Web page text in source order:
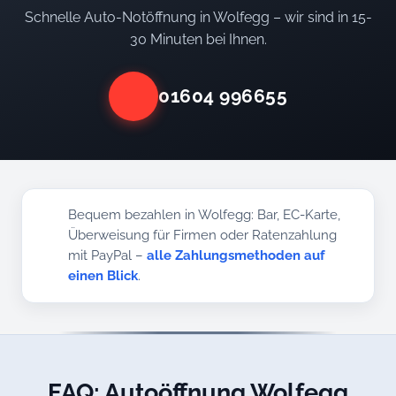
Schnelle Auto-Notöffnung in Wolfegg – wir sind in 15-
30 Minuten bei Ihnen.
01604 996655
Bequem bezahlen in Wolfegg: Bar, EC-Karte,
Überweisung für Firmen oder Ratenzahlung
mit PayPal –alle Zahlungsmethoden auf
einen Blick.